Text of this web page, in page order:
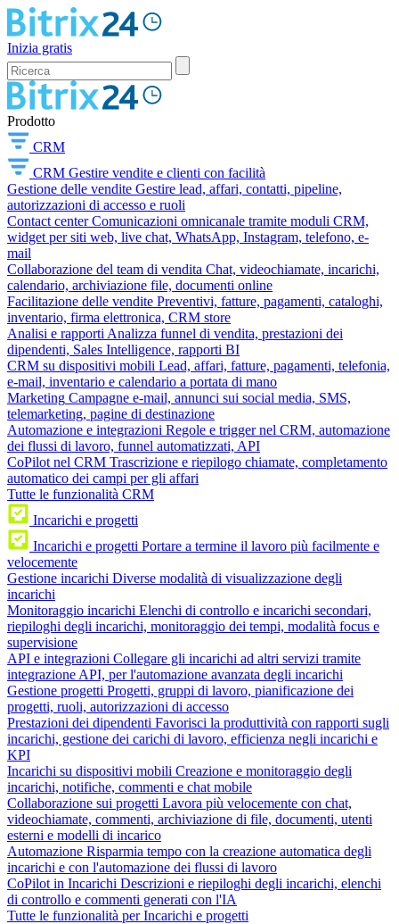
Inizia gratis
Prodotto
CRM
CRM Gestire vendite e clienti con facilità
Gestione delle vendite Gestire lead, affari, contatti, pipeline,
autorizzazioni di accesso e ruoli
Contact center Comunicazioni omnicanale tramite moduli CRM,
widget per siti web, live chat, WhatsApp, Instagram, telefono, e-
mail
Collaborazione del team di vendita Chat, videochiamate, incarichi,
calendario, archiviazione file, documenti online
Facilitazione delle vendite Preventivi, fatture, pagamenti, cataloghi,
inventario, firma elettronica, CRM store
Analisi e rapporti Analizza funnel di vendita, prestazioni dei
dipendenti, Sales Intelligence, rapporti BI
CRM su dispositivi mobili Lead, affari, fatture, pagamenti, telefonia,
e-mail, inventario e calendario a portata di mano
Marketing Campagne e-mail, annunci sui social media, SMS,
telemarketing, pagine di destinazione
Automazione e integrazioni Regole e trigger nel CRM, automazione
dei flussi di lavoro, funnel automatizzati, API
CoPilot nel CRM Trascrizione e riepilogo chiamate, completamento
automatico dei campi per gli affari
Tutte le funzionalità CRM
Incarichi e progetti
Incarichi e progetti Portare a termine il lavoro più facilmente e
velocemente
Gestione incarichi Diverse modalità di visualizzazione degli
incarichi
Monitoraggio incarichi Elenchi di controllo e incarichi secondari,
riepiloghi degli incarichi, monitoraggio dei tempi, modalità focus e
supervisione
API e integrazioni Collegare gli incarichi ad altri servizi tramite
integrazione API, per l'automazione avanzata degli incarichi
Gestione progetti Progetti, gruppi di lavoro, pianificazione dei
progetti, ruoli, autorizzazioni di accesso
Prestazioni dei dipendenti Favorisci la produttività con rapporti sugli
incarichi, gestione dei carichi di lavoro, efficienza negli incarichi e
KPI
Incarichi su dispositivi mobili Creazione e monitoraggio degli
incarichi, notifiche, commenti e chat mobile
Collaborazione sui progetti Lavora più velocemente con chat,
videochiamate, commenti, archiviazione di file, documenti, utenti
esterni e modelli di incarico
Automazione Risparmia tempo con la creazione automatica degli
incarichi e con l'automazione dei flussi di lavoro
CoPilot in Incarichi Descrizioni e riepiloghi degli incarichi, elenchi
di controllo e commenti generati con l'IA
Tutte le funzionalità per Incarichi e progetti